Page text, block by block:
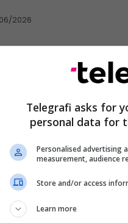
2026
skuadra e
i tij kritikon
mendja ime nuk
me
Telegrafi asks for
personal data for
Personalised advertising
measurement, audience
Store and/or access
Learn more